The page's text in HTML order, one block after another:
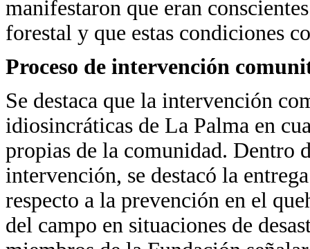
manifestaron que eran
forestal y que estas condiciones
Proceso de intervención
Se destaca que la intervención
idiosincráticas de La Palma en
propias de la comunidad. Dentro
intervención, se destacó la
respecto a la prevención en el
del campo en situaciones de